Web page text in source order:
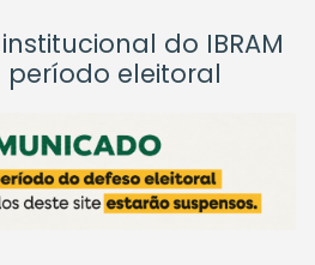
do IBRAM
eleitoral